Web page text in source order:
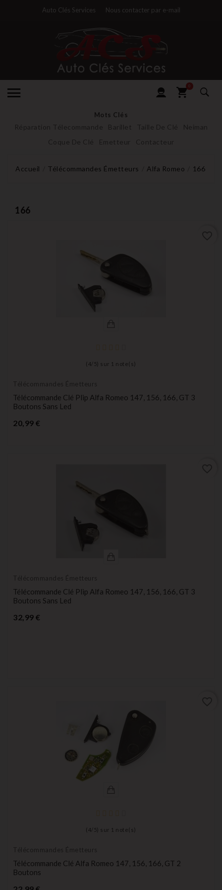
Auto Clés Services Nous contacter par e-mail
0
Mots Clés
Réparation Télecommande Barillet Taille De Clé
Neiman
Coque De Clé
Emetteur Contacteur
Accueil Télécommandes Émetteurs Alfa Romeo 166
166
( 4/ 5) sur 1 note(s)
Télécommandes Émetteurs
Télécommande Clé Plip Alfa Romeo 147, 156, 166, GT 3
Boutons Sans Led
20,99 €
Télécommandes Émetteurs
Télécommande Clé Plip Alfa Romeo 147, 156, 166, GT 3
Boutons Sans Led
32,99 €
( 4/ 5) sur 1 note(s)
Télécommandes Émetteurs
Télécommande Clé Alfa Romeo 147, 156, 166, GT 2
Boutons